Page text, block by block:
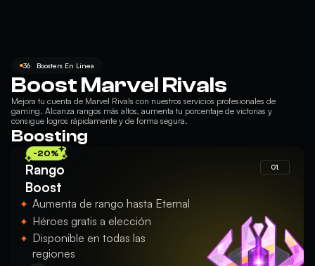
36 Boosters En Línea
Boost Marvel Rivals
Mejora tu cuenta de Marvel Rivals con nuestros servicios profesionales de
gaming. Alcanza rangos más altos, aumenta tu porcentaje de victorias y
consigue logros rápidamente y de forma segura.
Boosting
-20%
Rango
Boost
01.
Aumenta de rango hasta Eternal
Héroes gratis a elección
Disponible en todas las
regiones